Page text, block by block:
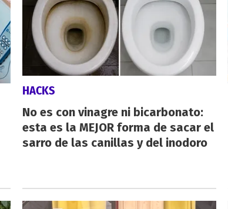
HACKS
No es con vinagre ni bicarbonato:
esta es la MEJOR forma de sacar el
sarro de las canillas y del inodoro